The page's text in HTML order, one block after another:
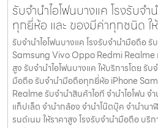
รับจำนำไอโฟนบางแค โรงรับจ
ทุกยี่ห้อ และ ของมีค่าทุกชนิด ใ
รับจำนำไอโฟนบางแค โรงรับจำนำมือถือ
Samsung Vivo Oppo Redmi Realme
สูง รับจำนำไอโฟนบางแค ให้บริการโดย รั
มือถือ รับจำนำมือถือทุกยี่ห้อ iPhone
Realme รับจำนำสินค้าไอที จำนำไอโฟน จ
แท็ปเล็ต จำนำกล้อง จำนำโน๊ตบุ๊ค จำนำนา
รนด์เนม ให้ราคาสูง โรงรับจำนำมือถือ บริ